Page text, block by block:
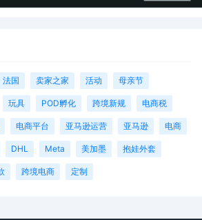
法国 卖家之家 活动 母亲节
玩具 POD孵化 跨境新规 电商税
电商平台 亚马逊运营 亚马逊 电商
DHL Meta 美加墨 抱娃外套
跨境电商 定制